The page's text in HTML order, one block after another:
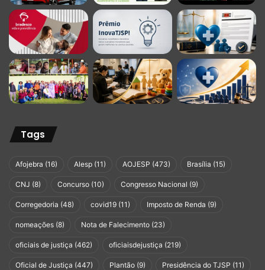
Tags
Afojebra (16) Alesp (11) AOJESP (473) Brasília (15)
CNJ (8) Concurso (10) Congresso Nacional (9)
Corregedoria (48) covid19 (11) Imposto de Renda (9)
nomeações (8) Nota de Falecimento (23)
oficiais de justiça (462) oficiaisdejustiça (219)
Oficial de Justiça (447) Plantão (9) Presidência do TJSP (11)